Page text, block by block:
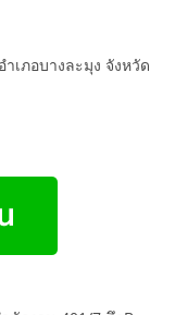
เภอบางละมุง จังหวัด